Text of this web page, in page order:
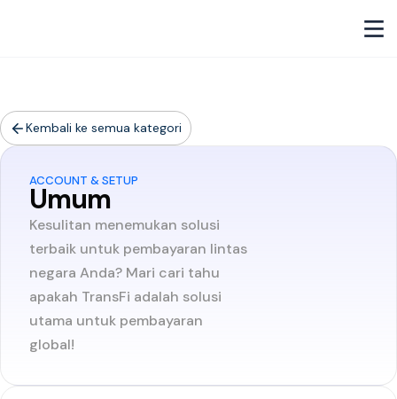
Kembali ke semua kategori
ACCOUNT & SETUP
Umum
Kesulitan menemukan solusi
terbaik untuk pembayaran lintas
negara Anda? Mari cari tahu
apakah TransFi adalah solusi
utama untuk pembayaran
global!